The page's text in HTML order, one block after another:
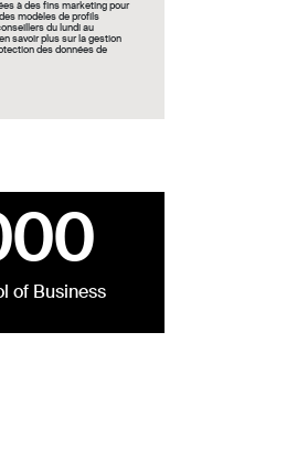
à des fins marketing pour
modèles de profils
du lundi au
savoir plus sur la gestion
des données de
of Business